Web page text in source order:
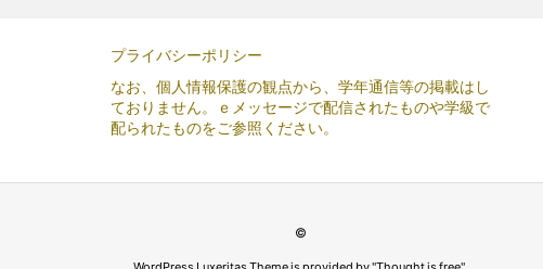
プライバシーポリシー
なお、個人情報保護の観点から、学年通信等の掲載はし
ておりません。ｅメッセージで配信されたものや学級で
配られたものをご参照ください。
©